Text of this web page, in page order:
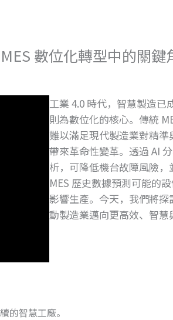
數位化轉型中的關
工業 4.0 時代，智慧製造已
則為數位化的核心。傳統
難以滿足現代製造業對精準
帶來革命性變革。透過 AI
析，可降低機台故障風險
MES 歷史數據預測可能的
影響生產。今天，我們將探
動製造業邁向更高效、智慧
的智慧工廠。